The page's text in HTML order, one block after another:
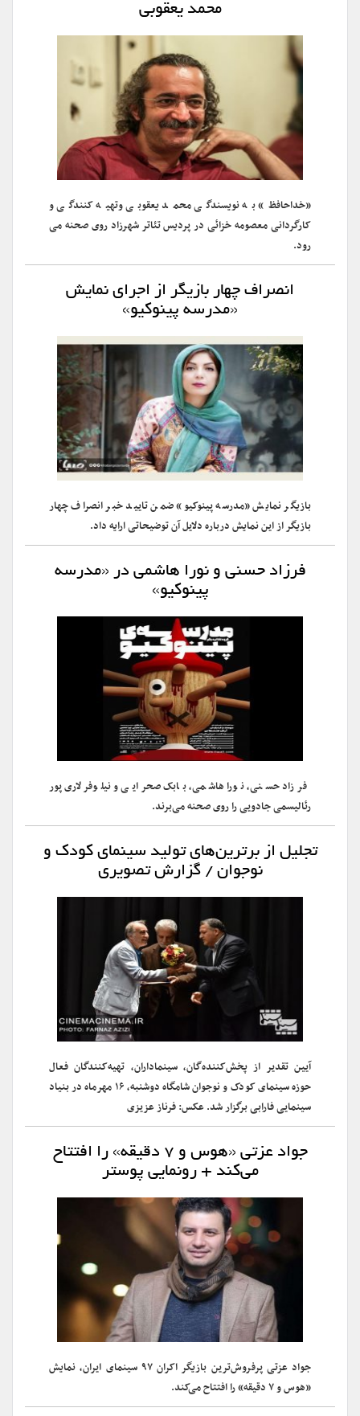
محمد یعقوبی
«خداحافظ» به نویسندگی محمد یعقوبی وتهیه کنندگی و
کارگردانی معصومه خزائی در پردیس تئاتر شهرزاد روی صحنه می
رود.
انصراف چهار بازیگر از اجرای نمایش
«مدرسه پینوکیو»
بازیگر نمایش «مدرسه پینوکیو» ضمن تایید خبر انصراف چهار
بازیگر از این نمایش درباره دلایل آن توضیحاتی ارایه داد.
فرزاد حسنی و نورا هاشمی در «مدرسه
پینوکیو»
فرزاد حسنی، نورا هاشمی، بابک صحرایی و نیلوفر لاری پور
رئالیسمی جادویی را روی صحنه می‌برند.
تجلیل از برترین‌های تولید سینمای کودک و
نوجوان / گزارش تصویری
آیین تقدیر از پخش‌کننده‌گان، سینماداران، تهیه‌کنندگان فعال
حوزه سینمای کودک و نوجوان شامگاه دوشنبه، ۱۶ مهرماه در بنیاد
سینمایی فارابی برگزار شد. عکس: فرناز عزیزی
جواد عزتی «هوس و ۷ دقیقه» را افتتاح
می‌کند + رونمایی پوستر
جواد عزتی پرفروش‌ترین بازیگر اکران ۹۷ سینمای ایران، نمایش
«هوس و ۷ دقیقه» را افتتاح می‌کند.